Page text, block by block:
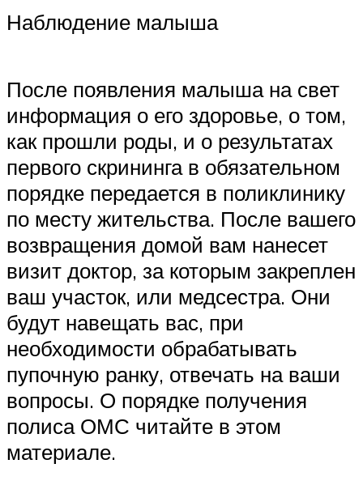
Наблюдение малыша
После появления малыша на свет
информация о его здоровье, о том,
как прошли роды, и о результатах
первого скрининга в обязательном
порядке передается в поликлинику
по месту жительства. После вашего
возвращения домой вам нанесет
визит доктор, за которым закреплен
ваш участок, или медсестра. Они
будут навещать вас, при
необходимости обрабатывать
пупочную ранку, отвечать на ваши
вопросы. О порядке получения
полиса ОМС читайте в этом
материале.